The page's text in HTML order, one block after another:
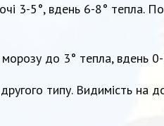
3-5°, вдень 6-8° тепла.
морозу до 3° тепла, вдень
типу. Видимість на